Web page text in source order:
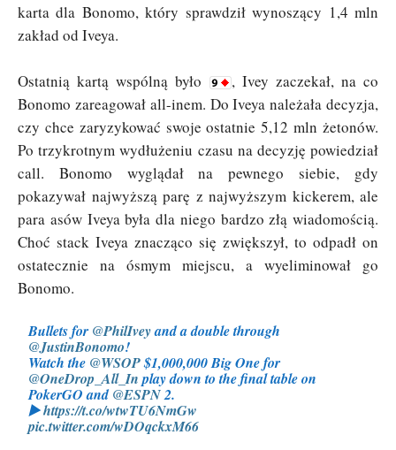
karta dla Bonomo, który sprawdził wynoszący 1,4 mln
zakład od Iveya.
Ostatnią kartą wspólną było
, Ivey zaczekał, na co
Bonomo zareagował all-inem. Do Iveya należała decyzja,
czy chce zaryzykować swoje ostatnie 5,12 mln żetonów.
Po trzykrotnym wydłużeniu czasu na decyzję powiedział
call. Bonomo wyglądał na pewnego siebie, gdy
pokazywał najwyższą parę z najwyższym kickerem, ale
para asów Iveya była dla niego bardzo złą wiadomością.
Choć stack Iveya znacząco się zwiększył, to odpadł on
ostatecznie na ósmym miejscu, a wyeliminował go
Bonomo.
Bullets for @PhilIveyand a double through
@JustinBonomo!
Watch the @WSOP$1,000,000 Big One for
@OneDrop_All_Inplay down to the final table on
PokerGO and@ESPN2.
▶️https://t.co/wtwTU6NmGw
pic.twitter.com/wDOqckxM66